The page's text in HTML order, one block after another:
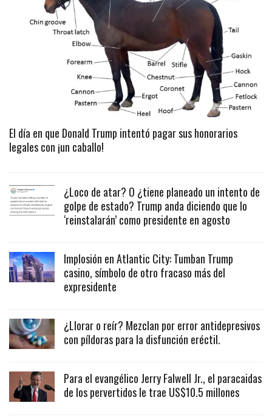
El día en que Donald Trump intentó pagar sus honorarios
legales con ¡un caballo!
¿Loco de atar? O ¿tiene planeado un intento de
golpe de estado? Trump anda diciendo que lo
‘reinstalarán’ como presidente en agosto
Implosión en Atlantic City: Tumban Trump
casino, símbolo de otro fracaso más del
expresidente
¿Llorar o reír? Mezclan por error antidepresivos
con píldoras para la disfunción eréctil.
Para el evangélico Jerry Falwell Jr., el paracaidas
de los pervertidos le trae US$10.5 millones